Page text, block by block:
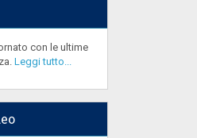
con le ultime
Leggi tutto...